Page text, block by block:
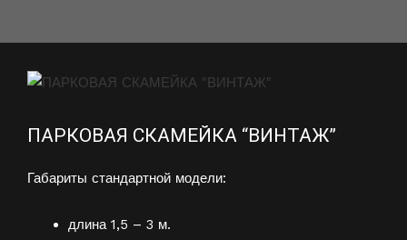
ПАРКОВАЯ СКАМЕЙКА “ВИНТАЖ”
Габариты стандартной модели:
длина 1,5 – 3 м.